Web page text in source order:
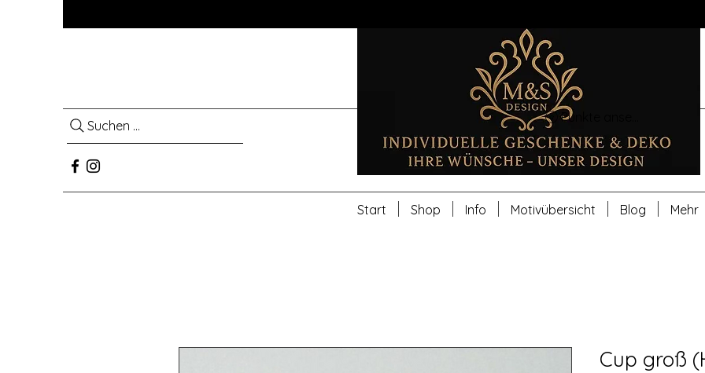
Suchen ...
Start Shop Info Motivübersicht Blog Mehr
Cup groß